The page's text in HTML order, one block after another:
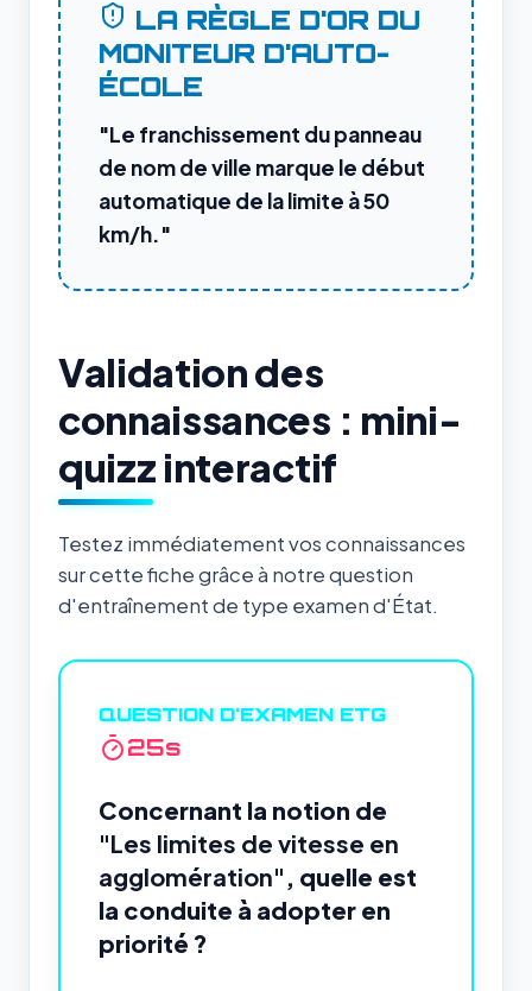
LA RÈGLE D'OR DU
MONITEUR D'AUTO-
ÉCOLE
"Le franchissement du panneau
de nom de ville marque le début
automatique de la limite à 50
km/h."
Validation des
connaissances : mini-
quizz interactif
Testez immédiatement vos connaissances
sur cette fiche grâce à notre question
d'entraînement de type examen d'État.
QUESTION D'EXAMEN ETG
24s
Concernant la notion de
"Les limites de vitesse en
agglomération" , quelle est
la conduite à adopter en
priorité ?